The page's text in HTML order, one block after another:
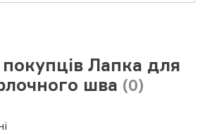
покупців Лапка для
шва (0)